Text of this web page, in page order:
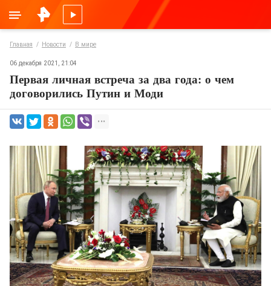
Главная Новости В мире
06 декабря 2021, 21:04
Первая личная встреча за два года: о чем
договорились Путин и Моди